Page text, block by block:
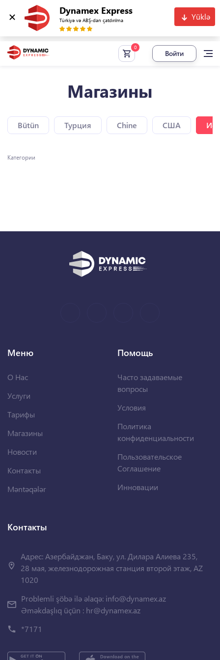
Dynamex Express
Türkiyə və ABŞ-dan çatdırılma Yüklə
Войти
Магазины
Bütün Турция Chine США
Категории
Меню
О Нас
Услуги
Тарифы
Магазины
Новости
Контакты
Məntəqələr
Помощь
Часто задаваемые
вопросы
Условия
Политика
конфиденциальности
Пользовательское
Соглашение
Инновации
Контакты
Адрес: Азербайджан, Баку, ул. Дилара Алиева 235,
28 мая, железнодорожная станция второй этаж, AZ
1020
Problemli şöbə ilə əlaqə: info@dynamex.az
Əməkdaşlıq üçün : hr@dynamex.az
*7171